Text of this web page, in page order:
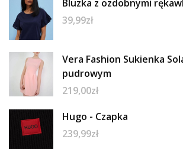
Bluzka z ozdobnymi
39,99zł
Vera Fashion Sukienka
pudrowym
219,00zł
Hugo - Czapka
239,99zł